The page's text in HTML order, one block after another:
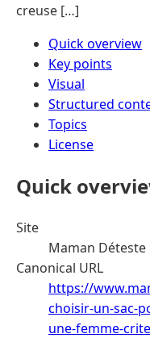
creuse […]
Quick overview
Key points
Visual
Structured
Topics
License
Quick
Site
Maman Déteste
Canonical URL
https://
choisir-un-sac-
une-femme-